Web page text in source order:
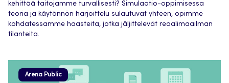
kehittää taitojamme turvallisesti? Simulaatio-oppimisessa
teoria ja käytännön harjoittelu sulautuvat yhteen, opimme
kohdatessamme haasteita, jotka jäljittelevät reaalimaailman
tilanteita.
Arena Public